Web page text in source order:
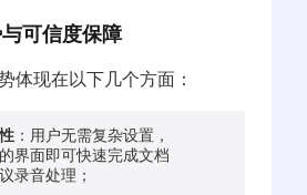
可信度保障
体现在以下几个方面：
：用户无需复杂设置，
界面即可快速完成文档
录音处理；